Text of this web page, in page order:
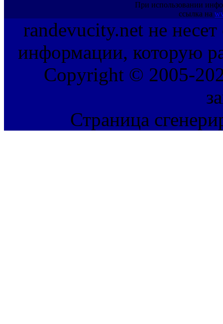
При использовании
ссылка на
randevucity.net не несет
информации, которую
Copyright © 2005-
Страница